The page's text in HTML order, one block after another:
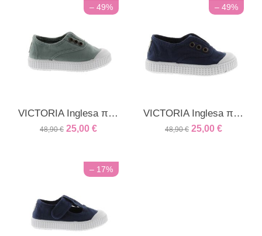
– 49%
VICTORIA Inglesa πάνινα sneakers jade
48,90 € 25,00 €
– 49%
VICTORIA Inglesa πάνινα sneakers μπλε
48,90 € 25,00 €
– 17%